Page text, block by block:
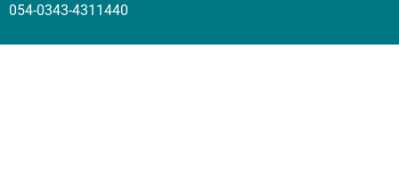
054-0343-4311440